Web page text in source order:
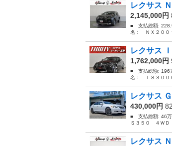
レクサス
2,145,000円
■ 支払総額:
名： ＮＸ２０
レクサス
1,762,000円
■ 支払総額: 196
名： ＩＳ３０
レクサス
430,000円
■ 支払総額: 46
Ｓ３５０ ４Ｗ
レクサス